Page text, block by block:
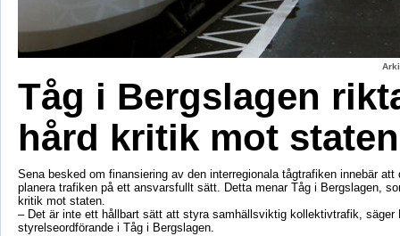
Tåg i Bergslagen
hård kritik mot staten
Sena besked om finansiering av den interregionala tågtrafiken innebär att
planera trafiken på ett ansvarsfullt sätt. Detta menar Tåg i Bergslagen,
kritik mot staten.
– Det är inte ett hållbart sätt att styra samhällsviktig kollektivtrafik, säger
styrelseordförande i Tåg i Bergslagen.